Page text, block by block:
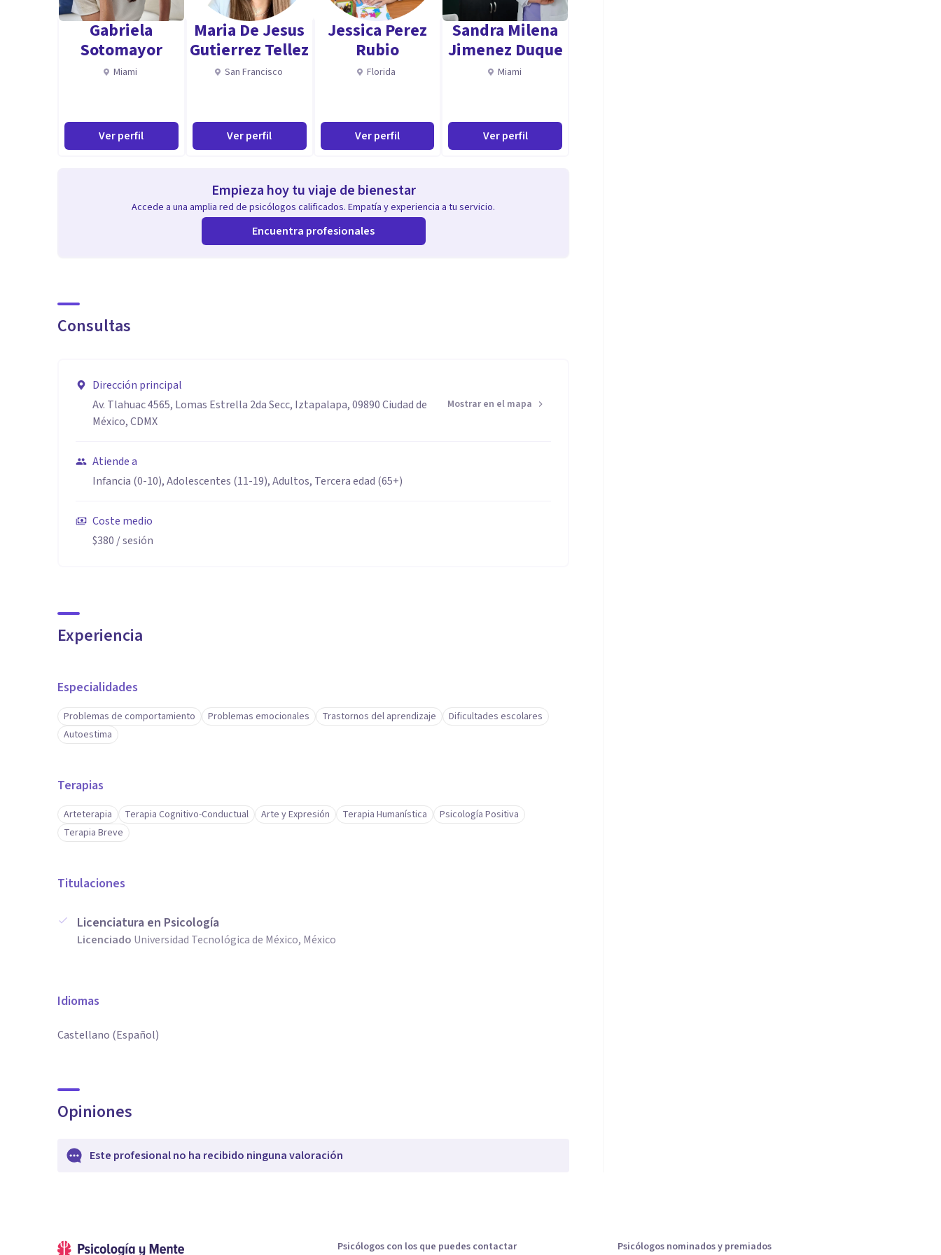
Gabriela
Sotomayor
Miami
Ver perfil
Maria De Jesus
Gutierrez Tellez
San Francisco
Ver perfil
Jessica Perez
Rubio
Florida
Ver perfil
Sandra Milena
Jimenez Duque
Miami
Ver perfil
Empieza hoy tu viaje de bienestar
Accede a una amplia red de psicólogos calificados. Empatía y experiencia a tu servicio.
Encuentra profesionales
Consultas
Dirección principal
Av. Tlahuac 4565, Lomas Estrella 2da Secc, Iztapalapa, 09890 Ciudad de
México, CDMX
Mostrar en el mapa
Atiende a
Infancia (0-10), Adolescentes (11-19), Adultos, Tercera edad (65+)
Coste medio
$380 / sesión
Experiencia
Especialidades
Problemas de comportamiento Problemas emocionales Trastornos del aprendizaje
Dificultades escolares
Autoestima
Terapias
Arteterapia Terapia Cognitivo-Conductual Arte y Expresión Terapia Humanística
Psicología Positiva
Terapia Breve
Titulaciones
Licenciatura en Psicología
Licenciado Universidad Tecnológica de México, México
Idiomas
Castellano (Español)
Opiniones
Este profesional no ha recibido ninguna valoración
Psicólogos con los que puedes contactar Psicólogos nominados y premiados